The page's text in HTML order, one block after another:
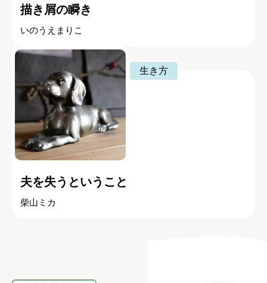
描き屑の瞬き
いのうえまりこ
生き方
夫を失うということ
柴山ミカ